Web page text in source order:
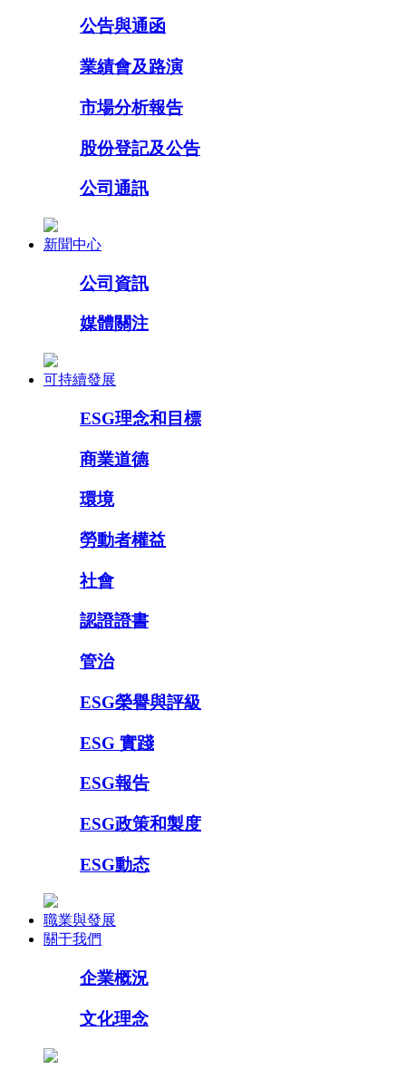
公告與通函
業績會及路演
市場分析報告
股份登記及公告
公司通訊
新聞中心
公司資訊
媒體關注
可持續發展
ESG理念和目標
商業道德
環境
勞動者權益
社會
認證證書
管治
ESG榮譽與評級
ESG 實踐
ESG報告
ESG政策和製度
ESG動态
職業與發展
關于我們
企業概況
文化理念